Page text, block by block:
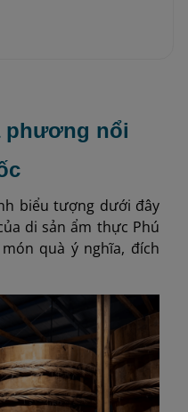
phương nổi
biểu tượng dưới đây
di sản ẩm thực Phú
quà ý nghĩa, đích